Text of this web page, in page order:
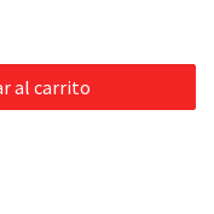
al carrito